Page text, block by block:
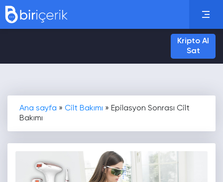
Kripto Al
Sat
Ana sayfa » Cilt Bakımı » Epilasyon Sonrası Cilt
Bakımı